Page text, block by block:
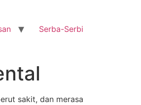
Serba-Serbi
sakit, dan merasa